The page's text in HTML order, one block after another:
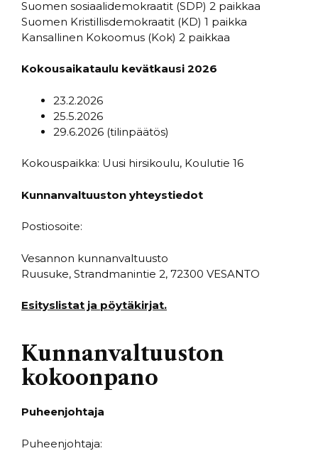
Suomen sosiaalidemokraatit (SDP) 2 paikkaa
Suomen Kristillisdemokraatit (KD) 1 paikka
Kansallinen Kokoomus (Kok) 2 paikkaa
Kokousaikataulu kevätkausi 2026
23.2.2026
25.5.2026
29.6.2026 (tilinpäätös)
Kokouspaikka: Uusi hirsikoulu, Koulutie 16
Kunnanvaltuuston yhteystiedot
Postiosoite:
Vesannon kunnanvaltuusto
Ruusuke, Strandmanintie 2, 72300 VESANTO
Esityslistat ja pöytäkirjat.
Kunnanvaltuuston
kokoonpano
Puheenjohtaja
Puheenjohtaja: